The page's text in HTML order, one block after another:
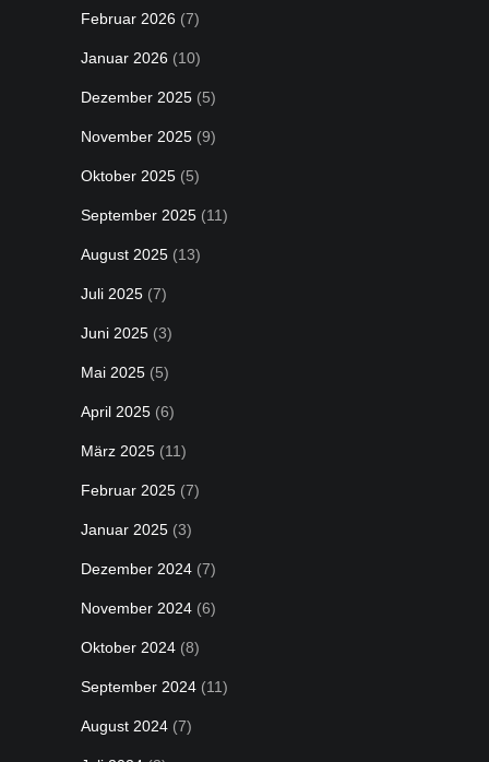
Februar 2026 (7)
Januar 2026 (10)
Dezember 2025 (5)
November 2025 (9)
Oktober 2025 (5)
September 2025 (11)
August 2025 (13)
Juli 2025 (7)
Juni 2025 (3)
Mai 2025 (5)
April 2025 (6)
März 2025 (11)
Februar 2025 (7)
Januar 2025 (3)
Dezember 2024 (7)
November 2024 (6)
Oktober 2024 (8)
September 2024 (11)
August 2024 (7)